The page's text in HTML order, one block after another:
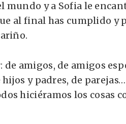
mundo y a Sofia le
al final has cumplido y
amigos, de amigos
y padres, de
hiciéramos los cosas